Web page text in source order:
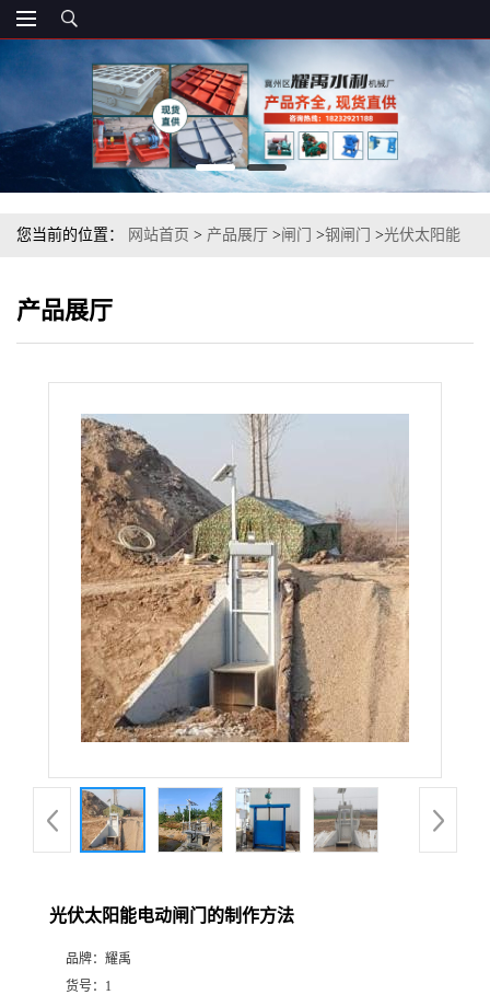
您当前的位置： 网站首页 > 产品展厅 >闸门 >钢闸门 >光伏太阳能
产品展厅
光伏太阳能电动闸门的制作方法
品牌： 耀禹
货号： 1